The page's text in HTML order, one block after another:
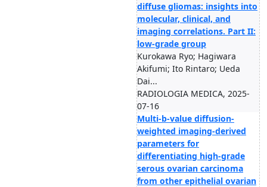
diffuse gliomas: insights into
molecular, clinical, and
imaging correlations. Part II:
low-grade group
Kurokawa Ryo; Hagiwara
Akifumi; Ito Rintaro; Ueda
Dai...
RADIOLOGIA MEDICA, 2025-
07-16
Multi-b-value diffusion-
weighted imaging-derived
parameters for
differentiating high-grade
serous ovarian carcinoma
from other epithelial ovarian